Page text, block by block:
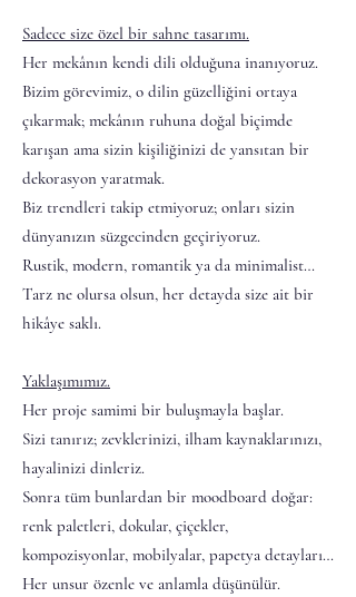
Sadece size özel bir sahne tasarımı.
Her mekânın kendi dili olduğuna inanıyoruz.
Bizim görevimiz, o dilin güzelliğini ortaya
çıkarmak; mekânın ruhuna doğal biçimde
karışan ama sizin kişiliğinizi de yansıtan bir
dekorasyon yaratmak.
Biz trendleri takip etmiyoruz; onları sizin
dünyanızın süzgecinden geçiriyoruz.
Rustik, modern, romantik ya da minimalist…
Tarz ne olursa olsun, her detayda size ait bir
hikâye saklı.
Yaklaşımımız.
Her proje samimi bir buluşmayla başlar.
Sizi tanırız; zevklerinizi, ilham kaynaklarınızı,
hayalinizi dinleriz.
Sonra tüm bunlardan bir moodboard doğar:
renk paletleri, dokular, çiçekler,
kompozisyonlar, mobilyalar, papetya detayları…
Her unsur özenle ve anlamla düşünülür.